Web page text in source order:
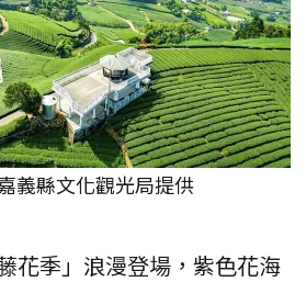
義縣文化觀光局提供
花季」浪漫登場，紫色花海